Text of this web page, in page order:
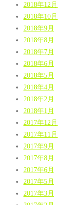
2018年12月
2018年10月
2018年9月
2018年8月
2018年7月
2018年6月
2018年5月
2018年4月
2018年2月
2018年1月
2017年12月
2017年11月
2017年9月
2017年8月
2017年6月
2017年5月
2017年3月